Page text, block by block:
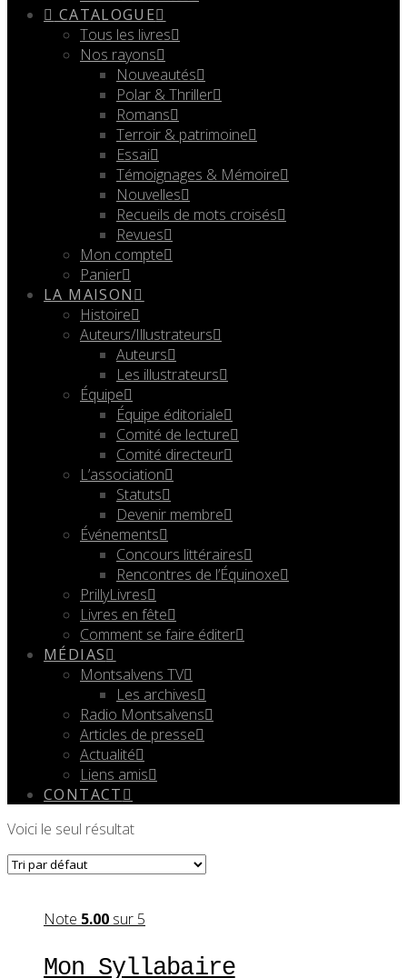
CATALOGUE
Tous les livres
Nos rayons
Nouveautés
Polar & Thriller
Romans
Terroir & patrimoine
Essai
Témoignages & Mémoire
Nouvelles
Recueils de mots croisés
Revues
Mon compte
Panier
LA MAISON
Histoire
Auteurs/Illustrateurs
Auteurs
Les illustrateurs
Équipe
Équipe éditoriale
Comité de lecture
Comité directeur
L’association
Statuts
Devenir membre
Événements
Concours littéraires
Rencontres de l’Équinoxe
PrillyLivres
Livres en fête
Comment se faire éditer
MÉDIAS
Montsalvens TV
Les archives
Radio Montsalvens
Articles de presse
Actualité
Liens amis
CONTACT
Voici le seul résultat
Note 5.00 sur 5
Mon Syllabaire